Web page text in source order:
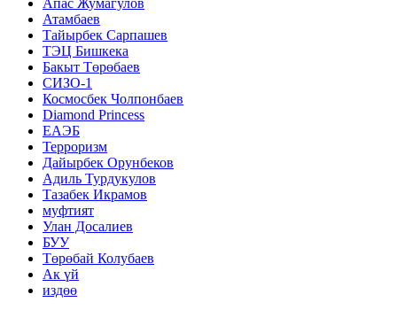
Атамбаев
Тайырбек Сарпашев
ТЭЦ Бишкека
Бакыт Төрөбаев
СИЗО-1
Космосбек Чолпонбаев
Diamond Princess
ЕАЭБ
Терроризм
Дайырбек Орунбеков
Адиль Турдукулов
Тазабек Икрамов
муфтият
Улан Досалиев
БУУ
Төрөбай Колубаев
Ак үй
издөө